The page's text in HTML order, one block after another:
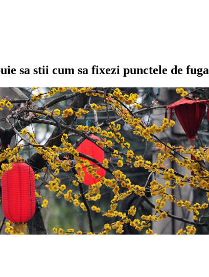
sa stii cum sa fixezi punctele de fuga